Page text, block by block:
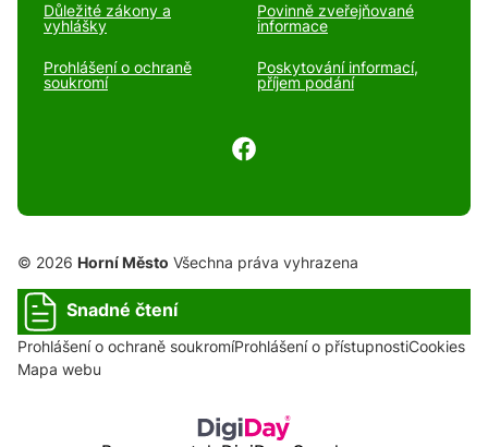
Důležité zákony a
vyhlášky
Povinně zveřejňované
informace
Prohlášení o ochraně
soukromí
Poskytování informací,
příjem podání
© 2026 Horní Město Všechna práva vyhrazena
Snadné čtení
Prohlášení o ochraně soukromíProhlášení o přístupnostiCookies
Mapa webu